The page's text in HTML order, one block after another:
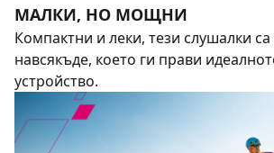
МАЛКИ, НО МОЩНИ
Компактни и леки, тези слушалки
навсякъде, което ги прави
устройство.